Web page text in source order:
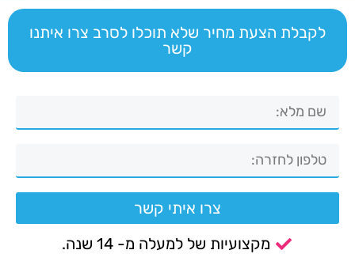
לקבלת הצעת מחיר שלא תוכלו לסרב צרו איתנו
קשר
צרו איתי קשר
מקצועיות של למעלה מ- 14 שנה.